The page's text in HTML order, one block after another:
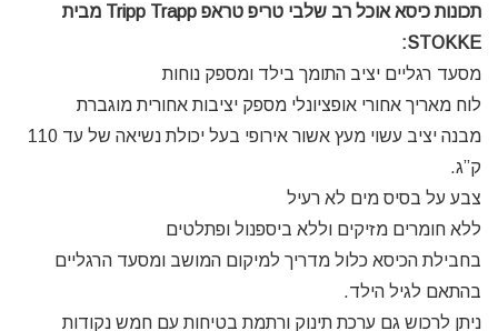
תכונות כיסא אוכל רב שלבי טריפ טראפ Tripp Trapp מבית
STOKKE:
מסעד רגליים יציב התומך בילד ומספק נוחות
לוח מאריך אחורי אופציונלי מספק יציבות אחורית מוגברת
מבנה יציב עשוי מעץ אשור אירופי בעל יכולת נשיאה של עד 110
ק”ג.
צבע על בסיס מים לא רעיל
ללא חומרים מזיקים וללא ביספנול ופתלטים
בחבילת הכיסא כלול מדריך למיקום המושב ומסעד הרגליים
בהתאם לגיל הילד.
ניתן לרכוש גם ערכת תינוק ורתמת בטיחות עם חמש נקודות